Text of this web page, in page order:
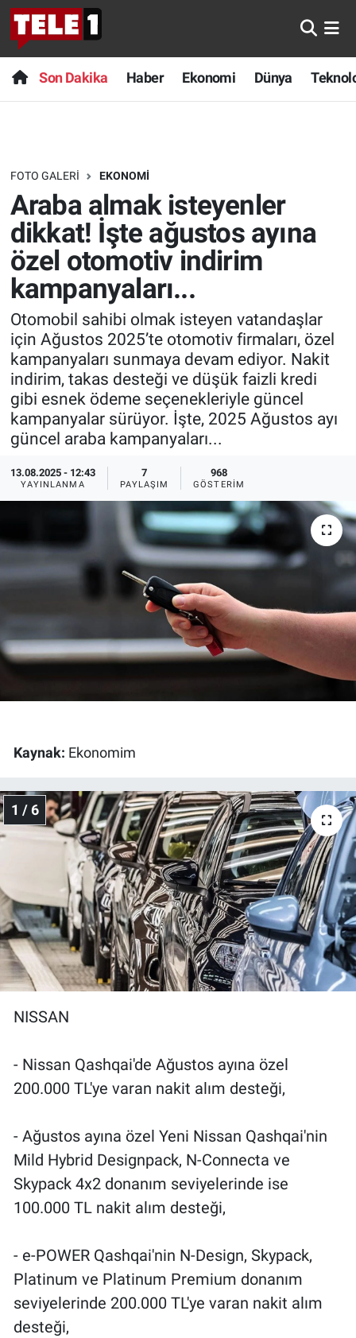
Son Dakika Haber Ekonomi Dünya
FOTO GALERI EKONOMI
Araba almak isteyenler
dikkat! İşte ağustos ayına
özel otomotiv indirim
kampanyaları...
Otomobil sahibi olmak isteyen vatandaşlar
için Ağustos 2025’te otomotiv firmaları, özel
kampanyaları sunmaya devam ediyor. Nakit
indirim, takas desteği ve düşük faizli kredi
gibi esnek ödeme seçenekleriyle güncel
kampanyalar sürüyor. İşte, 2025 Ağustos ayı
güncel araba kampanyaları...
13.08.2025 - 12:43
YAYINLANMA
7
PAYLAŞIM
968
GÖSTERIM
Kaynak: Ekonomim
1 / 6
NISSAN
- Nissan Qashqai'de Ağustos ayına özel
200.000 TL'ye varan nakit alım desteği,
- Ağustos ayına özel Yeni Nissan Qashqai'nin
Mild Hybrid Designpack, N-Connecta ve
Skypack 4x2 donanım seviyelerinde ise
100.000 TL nakit alım desteği,
- e-POWER Qashqai'nin N-Design, Skypack,
Platinum ve Platinum Premium donanım
seviyelerinde 200.000 TL'ye varan nakit alım
desteği,
Anında Manşet
Başka Sohbetler
Bilim turu
Bilim ve Teknoloji Evreni
Doğa Konuşuyor
Dünya
Ege Saati
Ege'den Esintiler
Eğitim
Eğlence
Forum
Gerçeğin İzinde
Gündem Özel
Günün görüntüsü
Haber
İlan
Kimdir
Koronavirüs
Kültür Sanat
Nedir
Programlar
Teknoloji
Türkiye'nin Geleceği
Son Dakika
Haber
Dünya
Teknoloji
Sağlık
Spor
Yayın Akışı
İletişim
Nöbetçi Eczaneler
Hava Durumu
Trafik Durumu
Süper Lig Puan Durumu ve Fikstür
Tüm Manşetler
Son Dakika Haberleri
Haber Arşivi